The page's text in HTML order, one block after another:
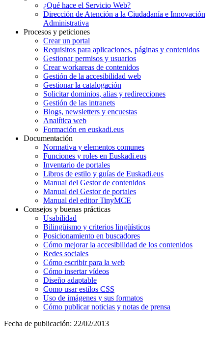
¿Qué hace el Servicio Web?
Dirección de Atención a la Ciudadanía e Innovación
Administrativa
Procesos y peticiones
Crear un portal
Requisitos para aplicaciones, páginas y contenidos
Gestionar permisos y usuarios
Crear workareas de contenidos
Gestión de la accesibilidad web
Gestionar la catalogación
Solicitar dominios, alias y redirecciones
Gestión de las intranets
Blogs, newsletters y encuestas
Analítica web
Formación en euskadi.eus
Documentación
Normativa y elementos comunes
Funciones y roles en Euskadi.eus
Inventario de portales
Libros de estilo y guías de Euskadi.eus
Manual del Gestor de contenidos
Manual del Gestor de portales
Manual del editor TinyMCE
Consejos y buenas prácticas
Usabilidad
Bilingüismo y criterios lingüísticos
Posicionamiento en buscadores
Cómo mejorar la accesibilidad de los contenidos
Redes sociales
Cómo escribir para la web
Cómo insertar vídeos
Diseño adaptable
Como usar estilos CSS
Uso de imágenes y sus formatos
Cómo publicar noticias y notas de prensa
Fecha de publicación: 22/02/2013